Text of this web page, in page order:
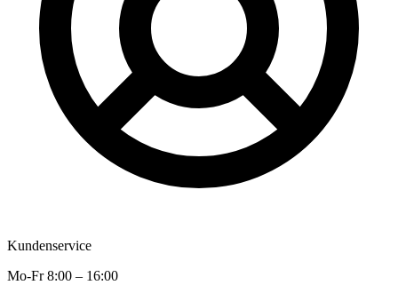
Kundenservice
Mo-Fr 8:00 – 16:00